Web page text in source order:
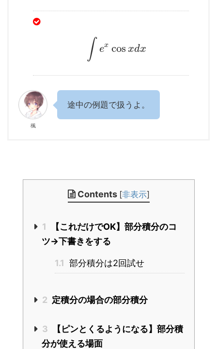
∫ ex cos xdx
楓
途中の例題で扱うよ。
Contents [非表示]
1
【これだけでOK】部分積分のコ
ツ→下書きをする
1.1 部分積分は2回試せ
2 定積分の場合の部分積分
3
【ピンとくるようになる】部分積
分が使える場面